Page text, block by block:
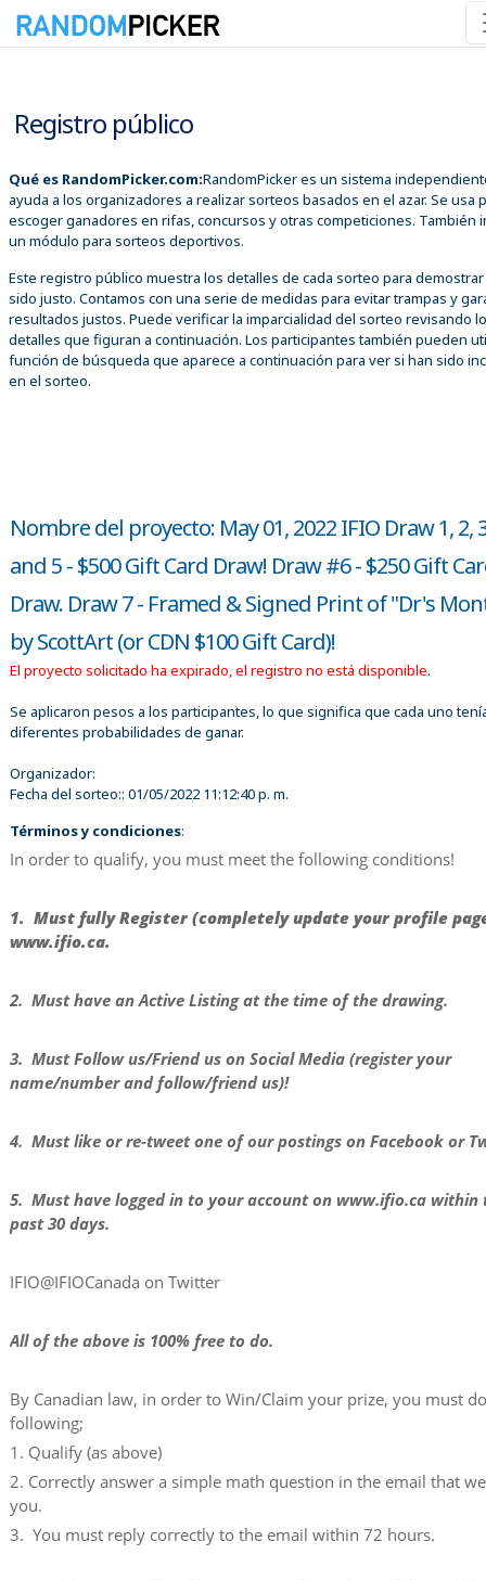
Registro público
Qué es RandomPicker.com:RandomPicker es un sistema
ayuda a los organizadores a realizar sorteos basados en el azar. Se usa
escoger ganadores en rifas, concursos y otras competiciones. También
un módulo para sorteos deportivos.
Este registro público muestra los detalles de cada sorteo para
sido justo. Contamos con una serie de medidas para evitar trampas y
resultados justos. Puede verificar la imparcialidad del sorteo revisando
detalles que figuran a continuación. Los participantes también pueden
función de búsqueda que aparece a continuación para ver si han sido
en el sorteo.
Nombre del proyecto: May 01, 2022 IFIO Draw 1, 2,
and 5 - $500 Gift Card Draw! Draw #6 - $250 Gift
Draw. Draw 7 - Framed & Signed Print of "Dr's
by ScottArt (or CDN $100 Gift Card)!
El proyecto solicitado ha expirado, el registro no está disponible.
Se aplicaron pesos a los participantes, lo que significa que cada uno
diferentes probabilidades de ganar.
Organizador:
Fecha del sorteo:: 01/05/2022 11:12:40 p. m.
Términos y condiciones:
In order to qualify, you must meet the following conditions!
1. Must fully Register (completely update your profile
www.ifio.ca.
2. Must have an Active Listing at the time of the drawing.
3. Must Follow us/Friend us on Social Media (register your
name/number and follow/friend us)!
4. Must like or re-tweet one of our postings on Facebook or
5. Must have logged in to your account on www.ifio.ca within
past 30 days.
IFIO@IFIOCanada on Twitter
All of the above is 100% free to do.
By Canadian law, in order to Win/Claim your prize, you must
following;
1. Qualify (as above)
2. Correctly answer a simple math question in the email that
you.
3. You must reply correctly to the email within 72 hours.